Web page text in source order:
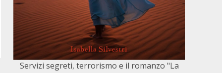
Servizi segreti, terrorismo e il romanzo "La